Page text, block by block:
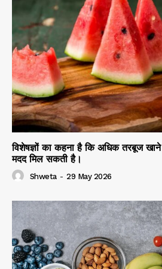
विशेषज्ञों का कहना है कि अधिक तरबूज
मदद मिल सकती है।
Shweta - 29 May 2026